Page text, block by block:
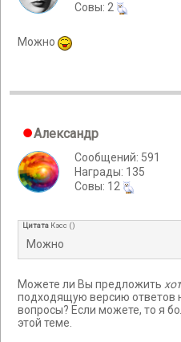
Cовы: 2
Можно
Александр
Сообщений: 591
Награды: 135
Cовы: 12
Цитата Кэсс ()
Можно
Можете ли Вы предложить
подходящую версию ответов
вопросы? Если можете, то я
этой теме.